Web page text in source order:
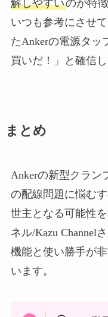
解しやすいのが特
いつも参考にさせ
たAnkerの電源タッ
買いだ！」と確信し
まとめ
Ankerの新型クラン
の配線問題に悩む
世主となる可能性
ネル/Kazu Channel
機能と使い勝手が
います。